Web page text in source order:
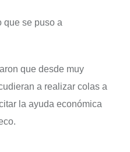
que se puso a
que desde muy
a realizar colas a
la ayuda económica